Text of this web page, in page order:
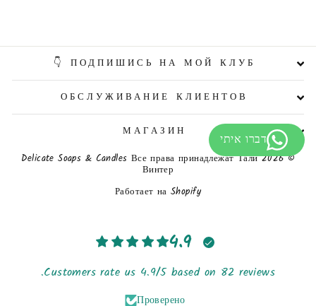
ПОДПИШИСЬ НА МОЙ КЛУБ 👇
ОБСЛУЖИВАНИЕ КЛИЕНТОВ
МАГАЗИН
© 2026 Delicate Soaps & Candles Все права принадлежат Тали
Винтер
Работает на Shopify
4.9
Customers rate us 4.9/5 based on 82 reviews.
Проверено